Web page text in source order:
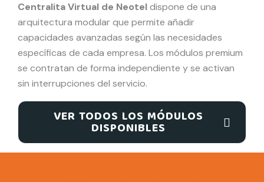
Centralita Virtual de Neoteldispone de una
arquitectura modular que permite añadir
capacidades avanzadas según las necesidades
específicas de cada empresa. Los módulos premium
se contratan de forma independiente y se activan
sin interrupciones del servicio.
VER TODOS LOS MÓDULOS
DISPONIBLES